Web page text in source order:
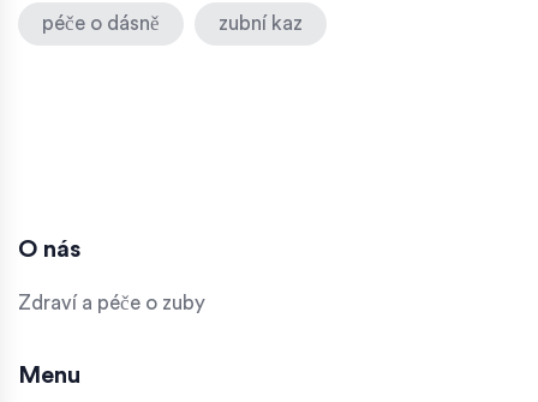
péče o dásně zubní kaz
O nás
Zdraví a péče o zuby
Menu